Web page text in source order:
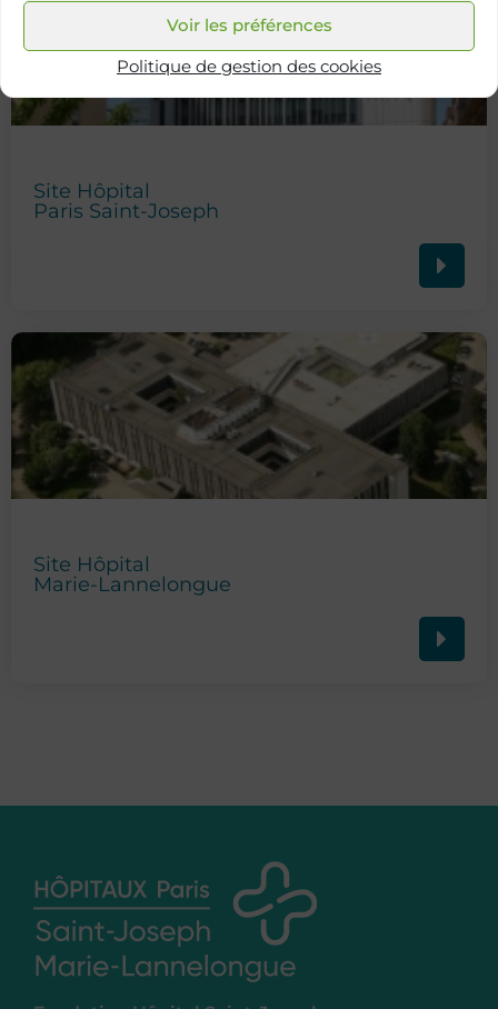
Voir les préférences
Politique de gestion des cookies
Site Hôpital
Paris Saint-Joseph
Site Hôpital
Marie-Lannelongue